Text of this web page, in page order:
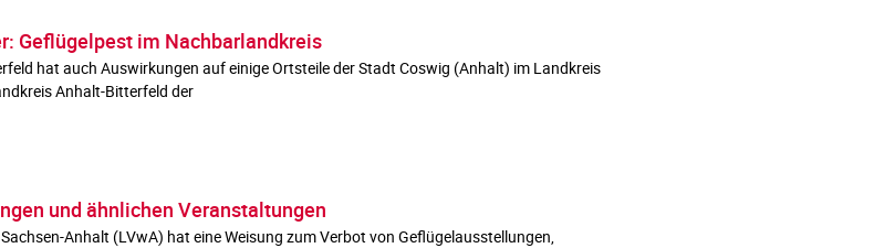
Geflügelpest im Nachbarlandkreis
hat auch Auswirkungen auf einige Ortsteile der Stadt Coswig (Anhalt) im Landkreis
Anhalt-Bitterfeld der
und ähnlichen Veranstaltungen
Anhalt (LVwA) hat eine Weisung zum Verbot von Geflügelausstellungen,